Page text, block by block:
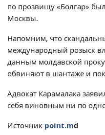
по прозвищу «Болгар»
Москвы.
Напомним, что
международный розыск
данным молдавской
обвиняют в шантаже и
Адвокат Карамалака
себя виновным ни по
Источник point.md